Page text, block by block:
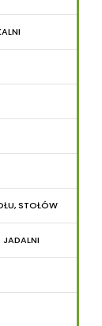
STOŁÓW
JADALNI